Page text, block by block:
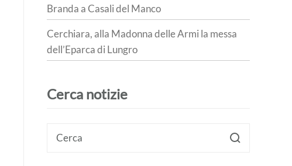
Branda a Casali del Manco
Cerchiara, alla Madonna delle Armi la messa
dell’Eparca di Lungro
Cerca notizie